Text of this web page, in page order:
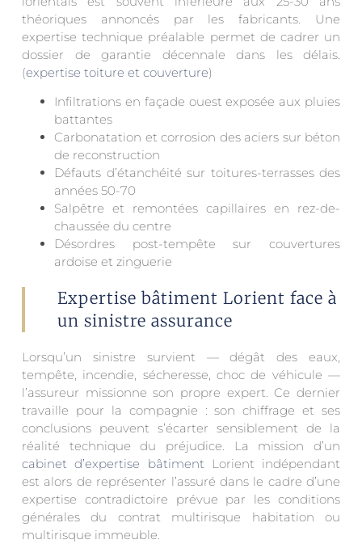
théoriques annoncés par les fabricants. Une
expertise technique préalable permet de cadrer un
dossier de garantie décennale dans les délais.
(expertise toiture et couverture)
Infiltrations en façade ouest exposée aux pluies
battantes
Carbonatation et corrosion des aciers sur béton
de reconstruction
Défauts d’étanchéité sur toitures-terrasses des
années 50-70
Salpêtre et remontées capillaires en rez-de-
chaussée du centre
Désordres post-tempête sur couvertures
ardoise et zinguerie
Expertise bâtiment Lorient face à
un sinistre assurance
Lorsqu’un sinistre survient — dégât des eaux,
tempête, incendie, sécheresse, choc de véhicule —
l’assureur missionne son propre expert. Ce dernier
travaille pour la compagnie : son chiffrage et ses
conclusions peuvent s’écarter sensiblement de la
réalité technique du préjudice. La mission d’un
cabinet d’expertise bâtimentLorient indépendant
est alors de représenter l’assuré dans le cadre d’une
expertise contradictoire prévue par les conditions
générales du contrat multirisque habitation ou
multirisque immeuble.